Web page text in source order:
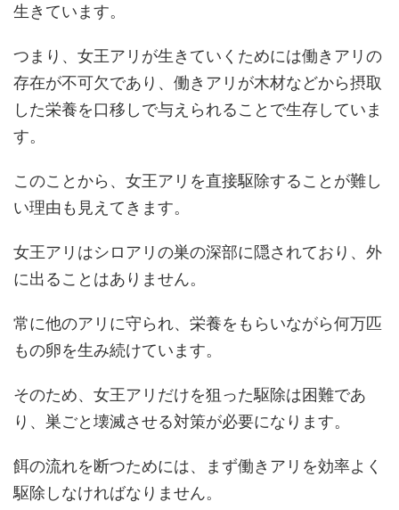
生きています。
つまり、女王アリが生きていくためには働きアリの
存在が不可欠であり、働きアリが木材などから摂取
した栄養を口移しで与えられることで生存していま
す。
このことから、女王アリを直接駆除することが難し
い理由も見えてきます。
女王アリはシロアリの巣の深部に隠されており、外
に出ることはありません。
常に他のアリに守られ、栄養をもらいながら何万匹
もの卵を生み続けています。
そのため、女王アリだけを狙った駆除は困難であ
り、巣ごと壊滅させる対策が必要になります。
餌の流れを断つためには、まず働きアリを効率よく
駆除しなければなりません。